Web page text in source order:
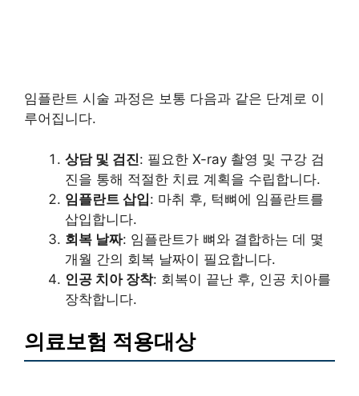
임플란트 시술 과정은 보통 다음과 같은 단계로 이
루어집니다.
상담 및 검진: 필요한 X-ray 촬영 및 구강 검
진을 통해 적절한 치료 계획을 수립합니다.
임플란트 삽입: 마취 후, 턱뼈에 임플란트를
삽입합니다.
회복 날짜: 임플란트가 뼈와 결합하는 데 몇
개월 간의 회복 날짜이 필요합니다.
인공 치아 장착: 회복이 끝난 후, 인공 치아를
장착합니다.
의료보험 적용대상